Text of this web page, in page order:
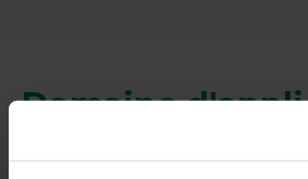
Domaine
Zix Eco Power est